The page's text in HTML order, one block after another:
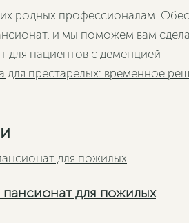
родных профессионалам.
и мы поможем вам
для пациентов с деменцией
для престарелых: временное
пансионат для пожилых